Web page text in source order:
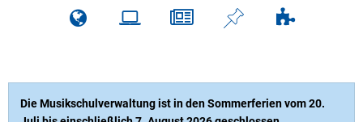
Musikschule
Die Musikschulverwaltung ist in den Sommerferien vom 20.